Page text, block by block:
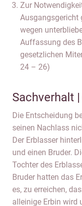
Zur
Ausgangsgericht
wegen
Auffassung des
gesetzlichen
24 – 26)
Sachverhalt |
Die Entscheidung
seinen Nachlass
Der Erblasser
und einen Bruder.
Tochter des
Bruder hatten das
es, zu erreichen,
alleinige Erbin wird